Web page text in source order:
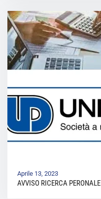
Aprile 13, 2023
AVVISO RICERCA PERONALE